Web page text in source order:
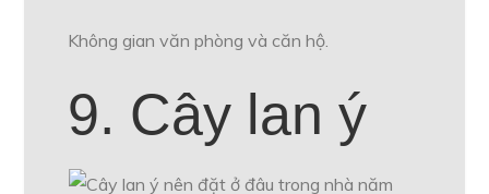
Không gian văn phòng và căn hộ.
9. Cây lan ý